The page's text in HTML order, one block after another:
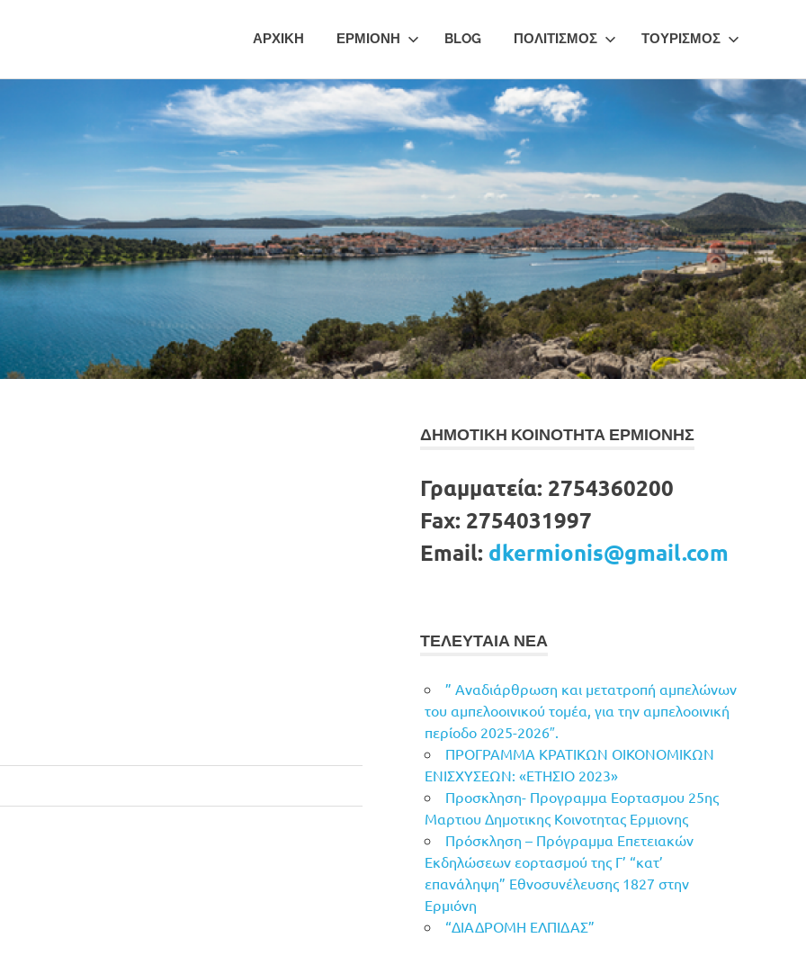
ΑΡΧΙΚΗ ΕΡΜΙΟΝΗ BLOG ΠΟΛΙΤΙΣΜΟΣ ΤΟΥΡΙΣΜΟΣ
ΔΗΜΟΤΙΚΗ ΚΟΙΝΟΤΗΤΑ ΕΡΜΙΟΝΗΣ
Γραμματεία: 2754360200
Fax: 2754031997
Email: dkermionis@gmail.com
ΤΕΛΕΥΤΑΙΑ ΝΕΑ
” Αναδιάρθρωση και μετατροπή αμπελώνων
του αμπελοοινικού τομέα, για την αμπελοοινική
περίοδο 2025-2026″.
ΠΡΟΓΡΑΜΜΑ ΚΡΑΤΙΚΩΝ ΟΙΚΟΝΟΜΙΚΩΝ
ΕΝΙΣΧΥΣΕΩΝ: «ΕΤΗΣΙΟ 2023»
Προσκληση- Προγραμμα Εορτασμου 25ης
Μαρτιου Δημοτικης Κοινοτητας Ερμιονης
Πρόσκληση – Πρόγραμμα Επετειακών
Εκδηλώσεων εορτασμού της Γ’ “κατ’
επανάληψη” Εθνοσυνέλευσης 1827 στην
Ερμιόνη
“ΔΙΑΔΡΟΜΗ ΕΛΠΙΔΑΣ”